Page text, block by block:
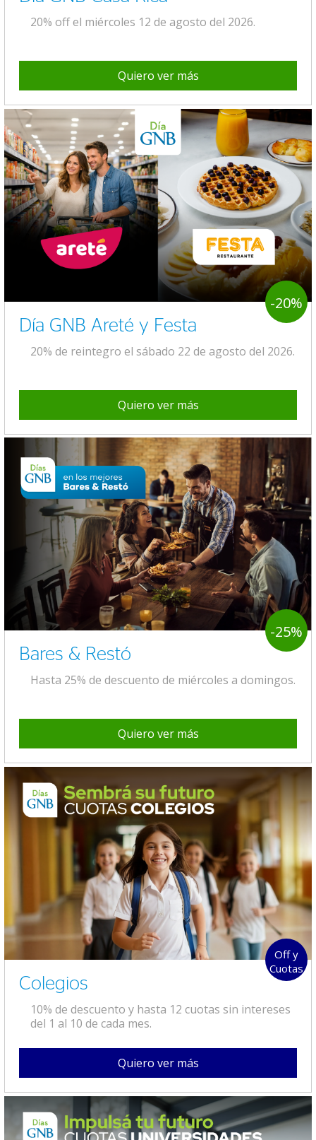
20% off el miércoles 12 de agosto del 2026.
Quiero ver más
-20%
Día GNB Areté y Festa
20% de reintegro el sábado 22 de agosto del 2026.
Quiero ver más
-25%
Bares & Restó
Hasta 25% de descuento de miércoles a domingos.
Quiero ver más
Off y
Cuotas
Colegios
10% de descuento y hasta 12 cuotas sin intereses
del 1 al 10 de cada mes.
Quiero ver más